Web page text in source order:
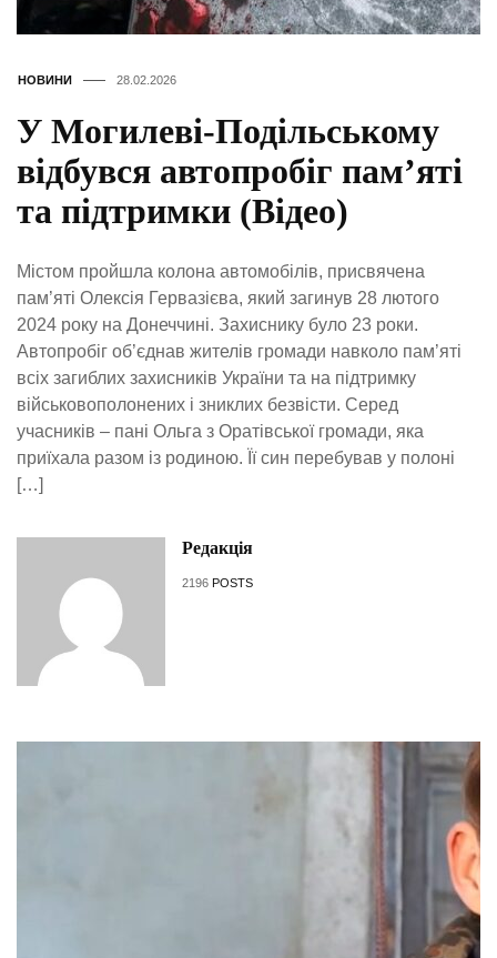
НОВИНИ 28.02.2026
У Могилеві-Подільському
відбувся автопробіг пам’яті
та підтримки (Відео)
Містом пройшла колона автомобілів, присвячена
пам’яті Олексія Гервазієва, який загинув 28 лютого
2024 року на Донеччині. Захиснику було 23 роки.
Автопробіг об’єднав жителів громади навколо пам’яті
всіх загиблих захисників України та на підтримку
військовополонених і зниклих безвісти. Серед
учасників – пані Ольга з Оратівської громади, яка
приїхала разом із родиною. Її син перебував у полоні
[…]
Редакція
2196 POSTS